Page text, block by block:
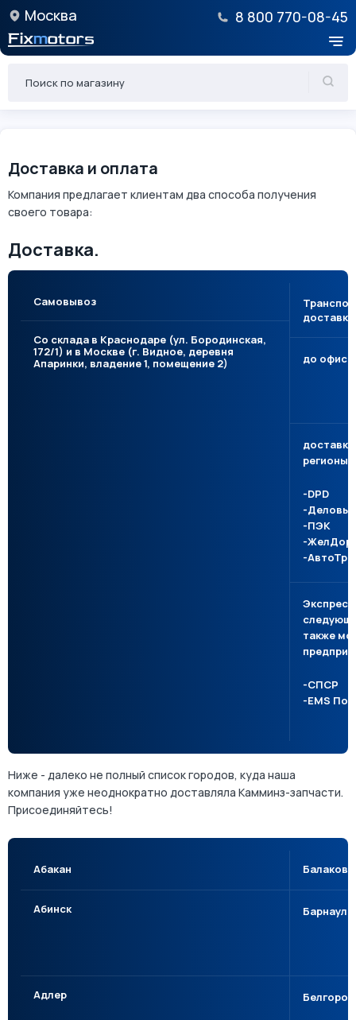
Москва 8 800 770-08-45
Доставка и оплата
Компания предлагает клиентам два способа получения
своего товара:
Доставка.
Самовывоз
Со склада в Краснодаре (ул. Бородинская,
172/1) и в Москве (г. Видное, деревня
Апаринки, владение 1, помещение 2)
доставка
до офиса
регионы
-DPD
-
-ПЭК
-
-
также
-СПСР
-EMS
Ниже - далеко не полный список городов, куда наша
компания уже неоднократно доставляла Камминз-запчасти.
Присоединяйтесь!
Абакан
Абинск
Адлер
Балаково
Барнаул
Белгород